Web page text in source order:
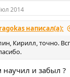
2014
написал(а):
Кирилл, точно.
научил и забыл ?